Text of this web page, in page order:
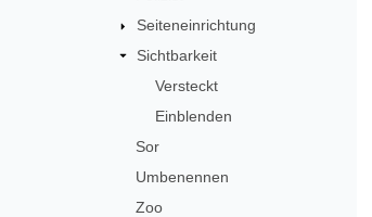
Seiteneinrichtung
Sichtbarkeit
Versteckt
Einblenden
Sor
Umbenennen
Zoo